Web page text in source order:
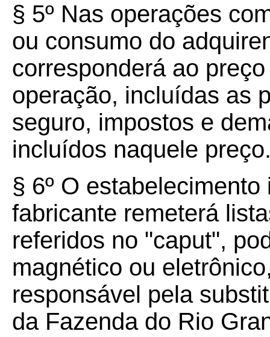
§ 5º Nas operações
ou consumo do
corresponderá ao
operação, incluídas as
seguro, impostos e
incluídos naquele
§ 6º O
fabricante remeterá
referidos no "caput",
magnético ou
responsável pela
da Fazenda do Rio